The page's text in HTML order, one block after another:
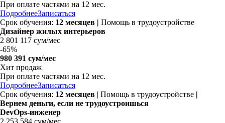
При оплате частями на 12 мес.
ПодробнееЗаписаться
Срок обучения: 12 месяцев | Помощь в трудоустройстве
Дизайнер жилых интерьеров
2 801 117 сум/мес
-65%
980 391 сум/мес
Хит продаж
При оплате частями на 12 мес.
ПодробнееЗаписаться
Срок обучения: 12 месяцев | Помощь в трудоустройстве |
Вернем деньги, если не трудоустроишься
DevOps-инженер
2 253 584 сум/мес